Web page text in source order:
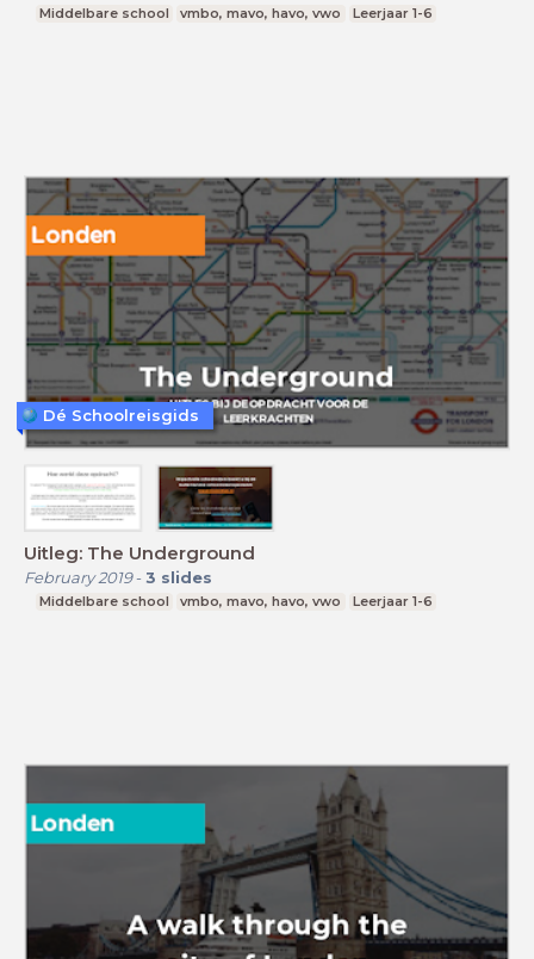
Middelbare school vmbo, mavo, havo, vwo Leerjaar 1-6
Uitleg: The Underground
February 2019- 3 slides
Middelbare school vmbo, mavo, havo, vwo Leerjaar 1-6
Dé Schoolreisgids